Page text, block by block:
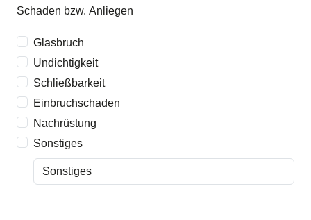
Schaden bzw. Anliegen
Glasbruch
Undichtigkeit
Schließbarkeit
Einbruchschaden
Nachrüstung
Sonstiges